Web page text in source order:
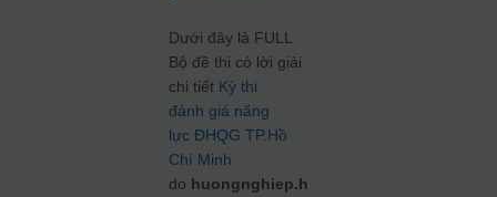
Dưới đây là FULL
Bộ đề thi có lời giải
chi tiết Kỳ thi
đánh giá năng
lực ĐHQG TP.Hồ
Chí Minh
do huongnghiep.h